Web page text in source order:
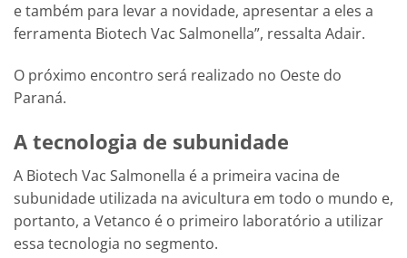
e também para levar a novidade, apresentar a eles a
ferramenta Biotech Vac Salmonella”, ressalta Adair.
O próximo encontro será realizado no Oeste do
Paraná.
A tecnologia de subunidade
A Biotech Vac Salmonella é a primeira vacina de
subunidade utilizada na avicultura em todo o mundo e,
portanto, a Vetanco é o primeiro laboratório a utilizar
essa tecnologia no segmento.